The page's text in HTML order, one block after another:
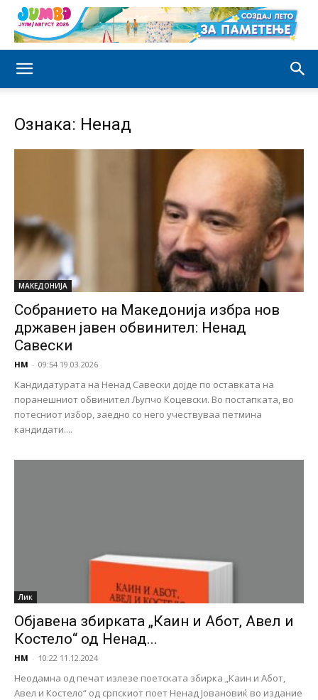
Ознака: Ненад
МАКЕДОНИЈА
Собранието на Македонија избра нов
државен јавен обвинител: Ненад
Савески
НМ - 09:54 19.03.2026
Кандидатурата на Ненад Савески дојде по оставката на
поранешниот обвинител Љупчо Коцевски. Во постапката, во
потесниот избор, заедно со него учествуваа петмина
кандидати....
Лик
Објавена збирката „Каин и Абот, Авел и
Костело“ од Ненад...
НМ - 10:22 11.12.2024
Неодамна од печат излезе поетската збирка „Каин и Абот,
Авел и Костело“ од српскиот поет Ненад Јовановиќ во издание